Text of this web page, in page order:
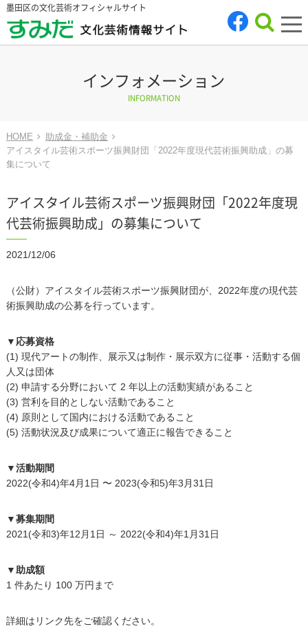
墨田区の文化芸術オフィシャルサイト
インフォメーション
INFORMATION
HOME
助成金・補助金
アイスタイル芸術スポーツ振興財団「2022年度現代芸術振興助成」の募
集について
アイスタイル芸術スポーツ振興財団「2022年度現
代芸術振興助成」の募集について
2021/12/06
（公財）アイスタイル芸術スポーツ振興財団が、2022年度の現代芸
術振興助成の公募を行っています。
▼応募資格
(1) 現代アートの制作、展示又は制作・展示双方に従事・活動する個
人又は団体
(2) 申請する分野において 2 年以上の活動実績があること
(3) 営利を目的としない活動であること
(4) 原則として国内における活動であること
(5) 活動状況及び成果について適正に報告できること
▼活動期間
2022(令和4)年4月1日 〜 2023(令和5)年3月31日
▼募集期間
2021(令和3)年12月1日 ～ 2022(令和4)年1月31日
▼助成額
1 件あたり 100 万円まで
詳細はリンク先をご確認ください。